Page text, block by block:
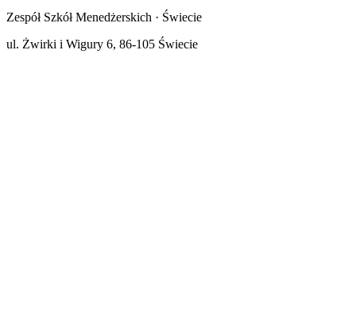
Zespół Szkół Menedżerskich · Świecie
ul. Żwirki i Wigury 6, 86-105 Świecie